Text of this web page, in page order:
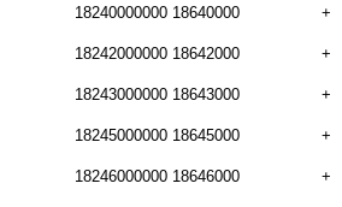
18240000000 18640000 +
18242000000 18642000 +
18243000000 18643000 +
18245000000 18645000 +
18246000000 18646000 +